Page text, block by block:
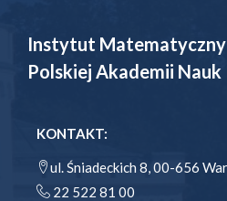
Instytut Matematyczny
Polskiej Akademii Nauk
KONTAKT:
ul. Śniadeckich 8, 00-656
22 522 81 00